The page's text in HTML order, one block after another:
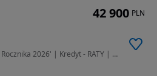
799 cm3 • 97 KM • SPRZEDAŻ Rocznika 2026' | Kredyt - RATY | Leasing od 102% !
42 900 PLN